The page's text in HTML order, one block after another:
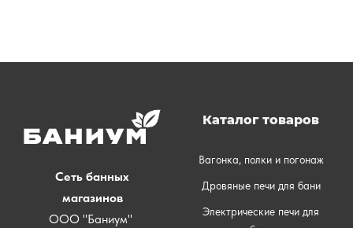
Сеть банных
магазинов
ООО "Баниум"
Каталог товаров
Вагонка, полки и погонаж
Дровяные печи для бани
Электрические печи для